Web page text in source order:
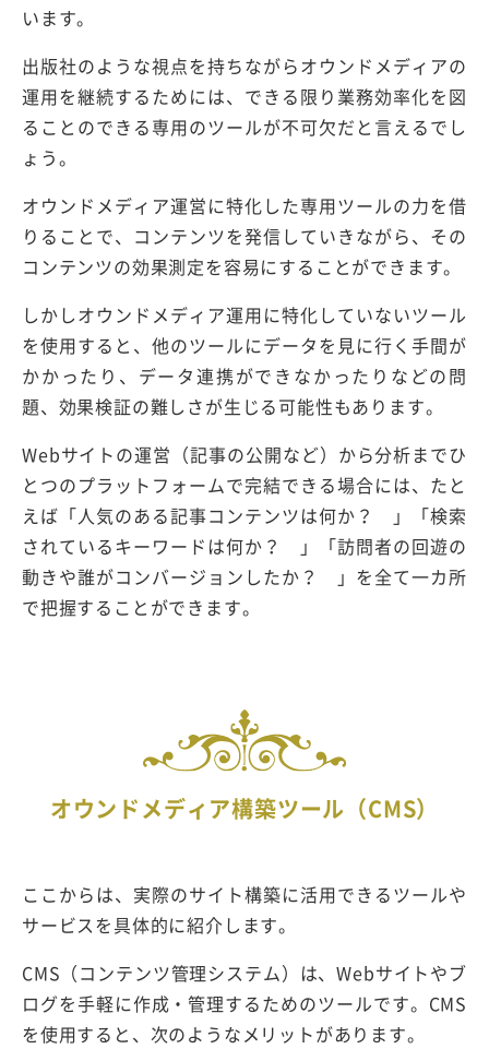
います。
出版社のような視点を持ちながらオウンドメディアの
運用を継続するためには、できる限り業務効率化を図
ることのできる専用のツールが不可欠だと言えるでし
ょう。
オウンドメディア運営に特化した専用ツールの力を借
りることで、コンテンツを発信していきながら、その
コンテンツの効果測定を容易にすることができます。
しかしオウンドメディア運用に特化していないツール
を使用すると、他のツールにデータを見に行く手間が
かかったり、データ連携ができなかったりなどの問
題、効果検証の難しさが生じる可能性もあります。
Webサイトの運営（記事の公開など）から分析までひ
とつのプラットフォームで完結できる場合には、たと
えば「人気のある記事コンテンツは何か？ 」「検索
されているキーワードは何か？ 」「訪問者の回遊の
動きや誰がコンバージョンしたか？ 」を全て一カ所
で把握することができます。
オウンドメディア構築ツール（CMS）
ここからは、実際のサイト構築に活用できるツールや
サービスを具体的に紹介します。
CMS（コンテンツ管理システム）は、Webサイトやブ
ログを手軽に作成・管理するためのツールです。CMS
を使用すると、次のようなメリットがあります。